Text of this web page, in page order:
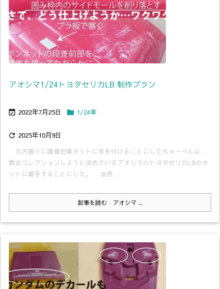
アオシマ1/24トヨタセリカLB 制作プラン
 2022年7月25日  1/24車
 2025年10月9日
久方振りに国産旧車キットに手を付けることにしたちゃーべんは、
数台コレクションしようと決めているアオシマのトヨタセリカLBのキ
ットに着手することにした。 当然 ...
記事を読む アオシマ ...